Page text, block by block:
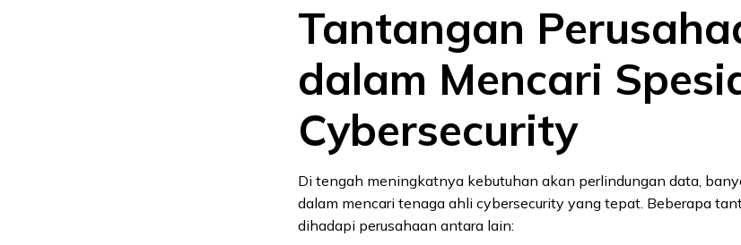
Tantangan
dalam Mencari
Cybersecurity
Di tengah meningkatnya kebutuhan akan perlindungan data,
dalam mencari tenaga ahli cybersecurity yang tepat. Beberapa
dihadapi perusahaan antara lain: